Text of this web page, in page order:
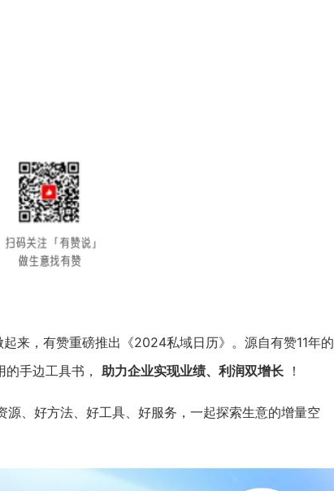
来，有赞重磅推出《2024私域日历》。源自有赞11年的
手边工具书， 助力企业实现业绩、利润双增长 ！
源、好方法、好工具、好服务，一起探索生意的增量空